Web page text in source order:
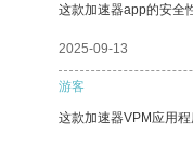
这款加速器app的安全
2025-09-13
游客
这款加速器VPM应用